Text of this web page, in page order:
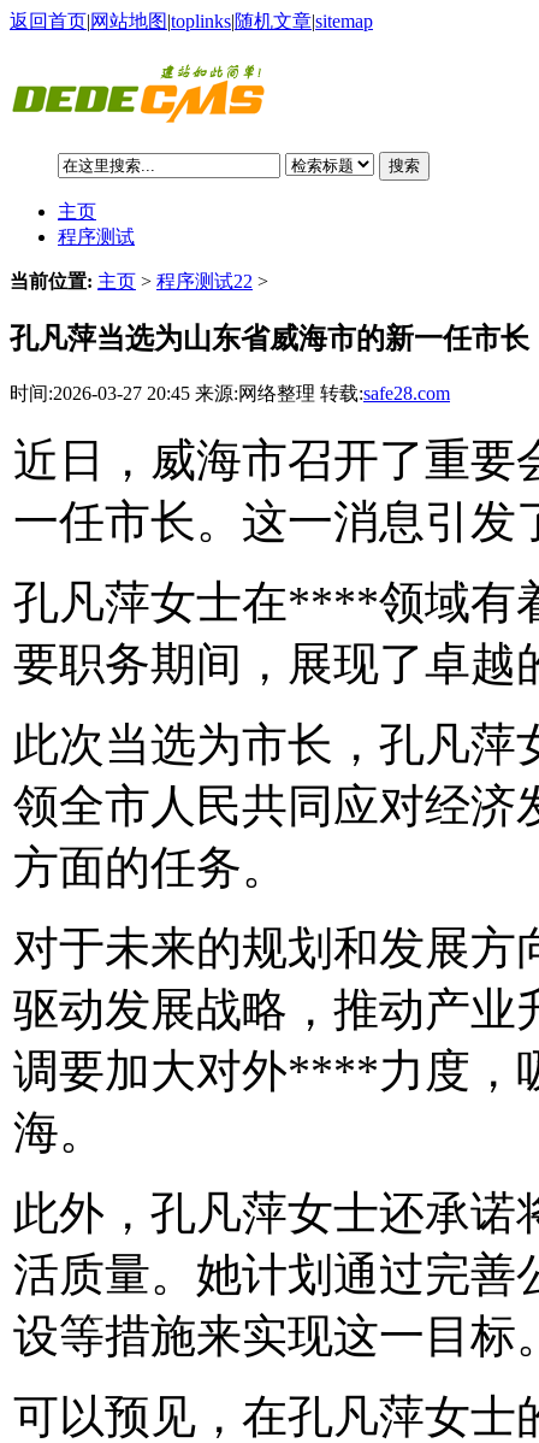
返回首页|网站地图|toplinks|随机文章|sitemap
搜索
主页
程序测试
当前位置: 主页 > 程序测试22 >
孔凡萍当选为山东省威海市的新一任市长
时间:2026-03-27 20:45 来源:网络整理 转载:safe28.com
近日，威海市召开了重要
一任市长。这一消息引发
孔凡萍女士在****领域有
要职务期间，展现了卓越
此次当选为市长，孔凡
领全市人民共同应对经
方面的任务。
对于未来的规划和发展方
驱动发展战略，推动产业
调要加大对外****力度，
海。
此外，孔凡萍女士还承
活质量。她计划通过完
设等措施来实现这一目标
可以预见，在孔凡萍女士